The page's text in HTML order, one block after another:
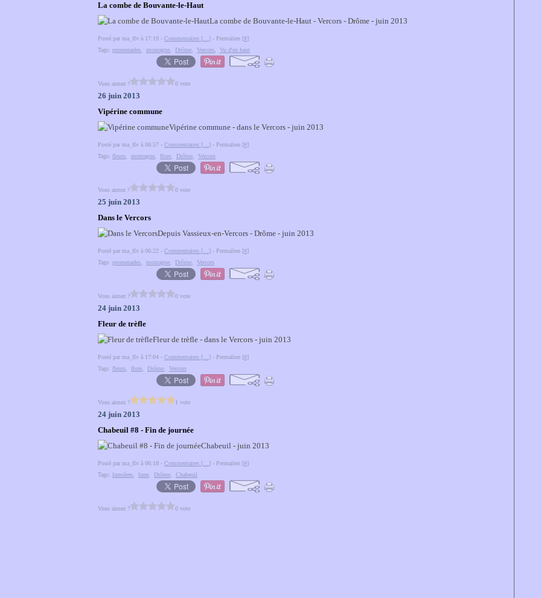
La combe de Bouvante-le-Haut
La combe de Bouvante-le-Haut - Vercors - Drôme - juin 2013
Posté par ma_flv à 17:19 - Commentaires [ ] - Permalien [#]
Tags: promenades montagne Drôme Vercors Vu d'en haut
Vous aimez ? 0 vote
26 juin 2013
Vipérine commune
Vipérine commune - dans le Vercors - juin 2013
Posté par ma_flv à 06:57 - Commentaires [ ] - Permalien [#]
Tags: fleurs montagne flore Drôme Vercors
Vous aimez ? 0 vote
25 juin 2013
Dans le Vercors
Depuis Vassieux-en-Vercors - Drôme - juin 2013
Posté par ma_flv à 06:22 - Commentaires [ ] - Permalien [#]
Tags: promenades montagne Drôme Vercors
Vous aimez ? 0 vote
24 juin 2013
Fleur de trèfle
Fleur de trèfle - dans le Vercors - juin 2013
Posté par ma_flv à 17:04 - Commentaires [ ] - Permalien [#]
Tags: fleurs flore Drôme Vercors
Vous aimez ? 1 vote
24 juin 2013
Chabeuil #8 - Fin de journée
Chabeuil - juin 2013
Posté par ma_flv à 06:18 - Commentaires [ ] - Permalien [#]
Tags: lumières lune Drôme Chabeuil
Vous aimez ? 0 vote